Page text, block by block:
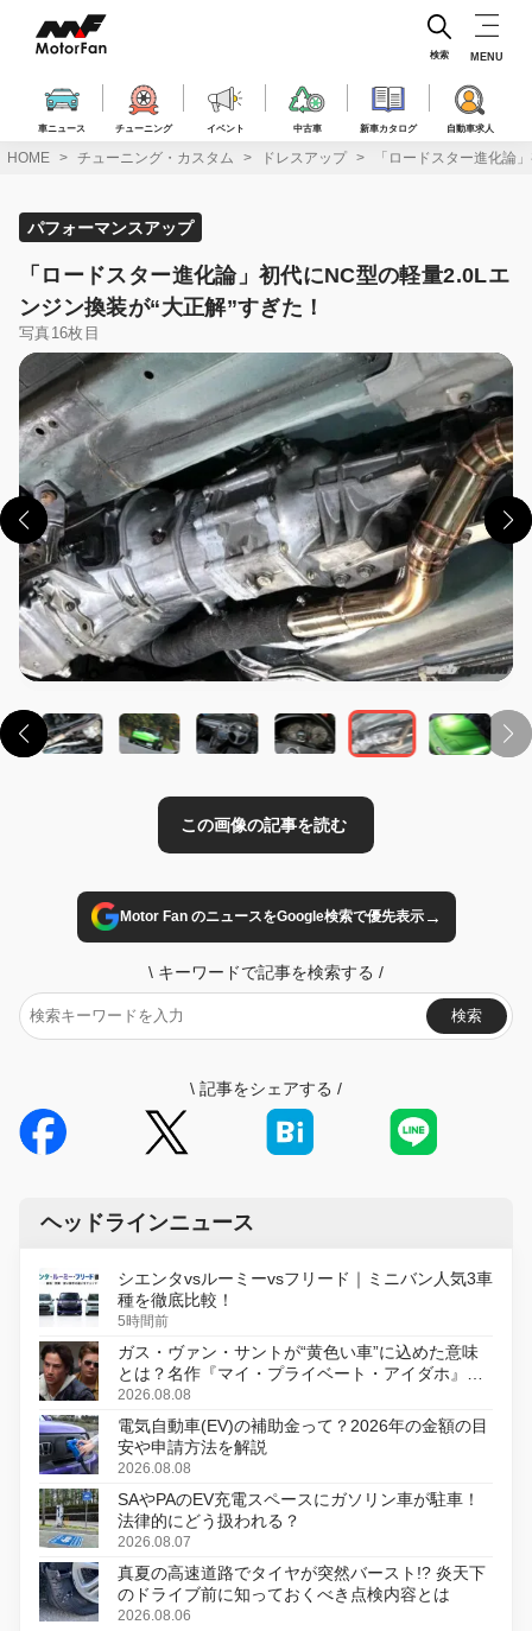
ス
車ニュース チューニング イベント 中古車 新車カタログ 自動車求人
検索 MENU
HOME チューニング・カスタム ドレスアップ 「ロードスター進化論
パフォーマンスアップ
「ロードスター進化論」初代にNC型の軽量2.0Lエ
ンジン換装が“大正解”すぎた！
写真16枚目
Motor Fan のニュースをGoogle検索で優先表示→
\ キーワードで記事を検索する /
検索
\ 記事をシェアする /
ヘッドラインニュース
シエンタvsルーミーvsフリード｜ミニバン人気3車
種を徹底比較！
5時間前
ガス・ヴァン・サントが“黄色い車”に込めた意味
とは？名作『マイ・プライベート・アイダホ』が
初のデジタルリマスター版で復活
2026.08.08
電気自動車(EV)の補助金って？2026年の金額の目
安や申請方法を解説
2026.08.08
SAやPAのEV充電スペースにガソリン車が駐車！
法律的にどう扱われる？
2026.08.07
真夏の高速道路でタイヤが突然バースト!? 炎天下
のドライブ前に知っておくべき点検内容とは
2026.08.06